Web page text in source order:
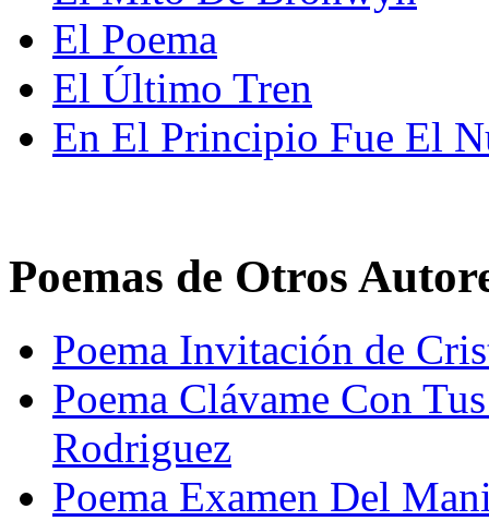
El Poema
El Último Tren
En El Principio Fue El
Poemas de Otros
Poema Invitación de
Poema Clávame Con
Rodriguez
Poema Examen Del